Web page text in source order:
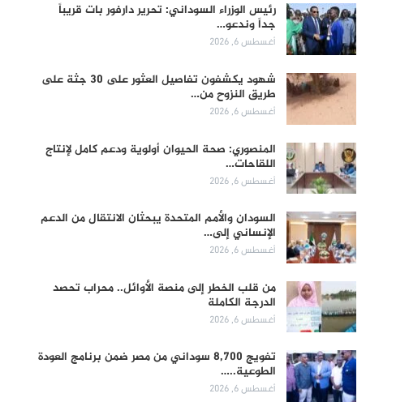
رئيس الوزراء السوداني: تحرير دارفور بات قريباً
جداً وندعو…
أغسطس 6, 2026
شهود يكشفون تفاصيل العثور على 30 جثة على
طريق النزوح من…
أغسطس 6, 2026
المنصوري: صحة الحيوان أولوية ودعم كامل لإنتاج
اللقاحات…
أغسطس 6, 2026
السودان والأمم المتحدة يبحثان الانتقال من الدعم
الإنساني إلى…
أغسطس 6, 2026
من قلب الخطر إلى منصة الأوائل.. محراب تحصد
الدرجة الكاملة
أغسطس 6, 2026
تفويج 8,700 سوداني من مصر ضمن برنامج العودة
الطوعية..…
أغسطس 6, 2026